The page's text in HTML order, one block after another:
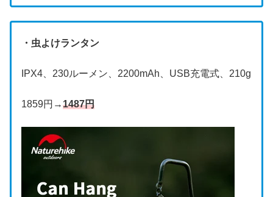
・虫よけランタン
IPX4、230ルーメン、2200mAh、USB充電式、210g
1859円→1487円